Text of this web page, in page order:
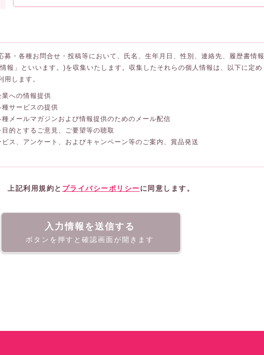
募・各種お問合せ・投稿等において、氏名、生年月日、性別、連絡先、履歴書情報
報」といいます。)を収集いたします。収集したそれらの個人情報は、以下に定め
用します。
への情報提供
サービスの提供
メールマガジンおよび情報提供のためのメール配信
的とするご意見、ご要望等の聴取
ス、アンケート、およびキャンペーン等のご案内、賞品発送
上記利用規約と プライバシーポリシーに同意します。
入力情報を送信する
ボタンを押すと確認画面が開きます